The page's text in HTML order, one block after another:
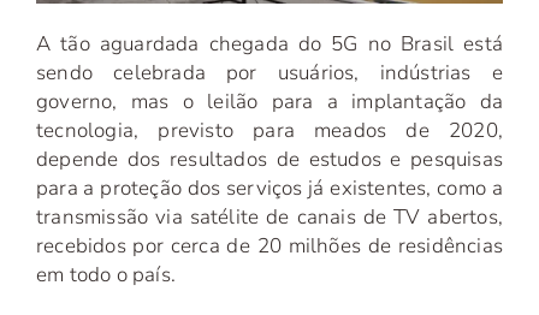
A tão aguardada chegada do 5G no Brasil está
sendo celebrada por usuários, indústrias e
governo, mas o leilão para a implantação da
tecnologia, previsto para meados de 2020,
depende dos resultados de estudos e pesquisas
para a proteção dos serviços já existentes, como a
transmissão via satélite de canais de TV abertos,
recebidos por cerca de 20 milhões de residências
em todo o país.